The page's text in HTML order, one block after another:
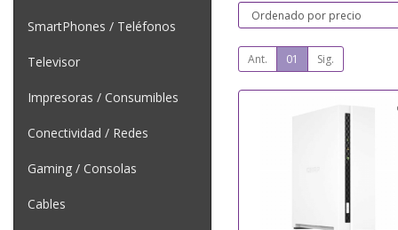
SmartPhones / Teléfonos
Televisor
Impresoras / Consumibles
Conectividad / Redes
Gaming / Consolas
Cables
Ant. 01 Sig.